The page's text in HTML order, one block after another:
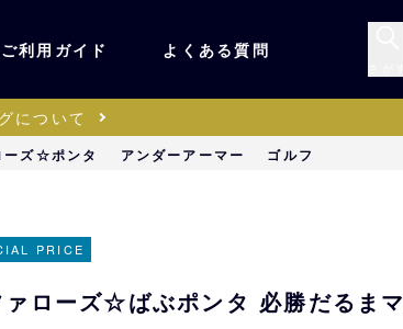
ワッ
キャップ・ヘルメッ
ー・
ご利用ガイド よくある質問
について
ーズ☆ポンタ アンダーアーマー ゴルフ
PRICE
ァローズ☆ばぶポンタ 必勝だるま